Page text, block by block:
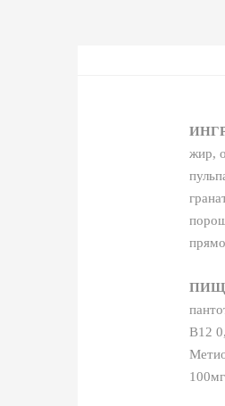
жир,
B12